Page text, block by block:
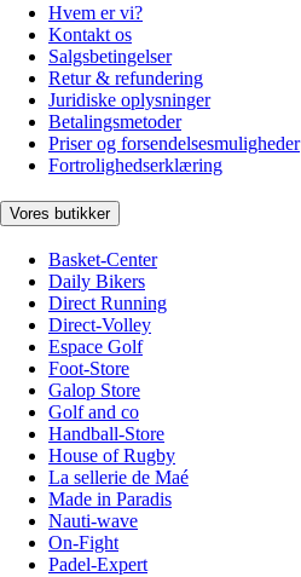
Hvem er vi?
Kontakt os
Salgsbetingelser
Retur & refundering
Juridiske oplysninger
Betalingsmetoder
Priser og forsendelsesmuligheder
Fortrolighedserklæring
Vores butikker
Basket-Center
Daily Bikers
Direct Running
Direct-Volley
Espace Golf
Foot-Store
Galop Store
Golf and co
Handball-Store
House of Rugby
La sellerie de Maé
Made in Paradis
Nauti-wave
On-Fight
Padel-Expert